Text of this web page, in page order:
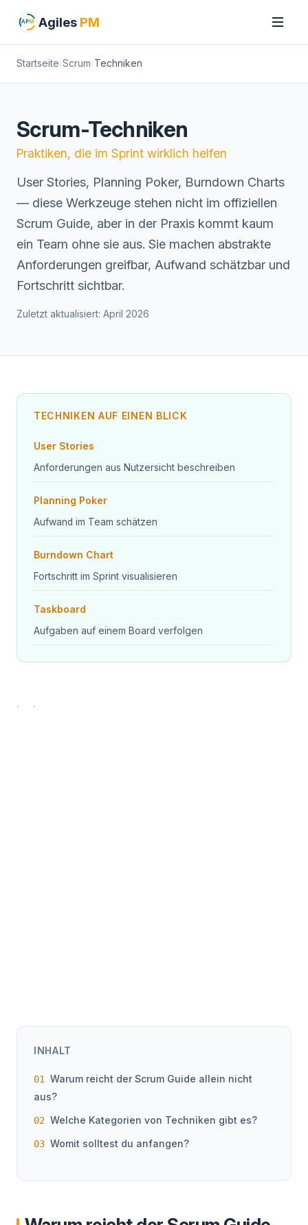
APM Agiles PM
Startseite Scrum Techniken
Scrum-Techniken
Praktiken, die im Sprint wirklich helfen
User Stories, Planning Poker, Burndown Charts
— diese Werkzeuge stehen nicht im offiziellen
Scrum Guide, aber in der Praxis kommt kaum
ein Team ohne sie aus. Sie machen abstrakte
Anforderungen greifbar, Aufwand schätzbar und
Fortschritt sichtbar.
Zuletzt aktualisiert: April 2026
TECHNIKEN AUF EINEN BLICK
User Stories
Anforderungen aus Nutzersicht beschreiben
Planning Poker
Aufwand im Team schätzen
Burndown Chart
Fortschritt im Sprint visualisieren
Taskboard
Aufgaben auf einem Board verfolgen
INHALT
Warum reicht der Scrum Guide allein nicht
aus?
Welche Kategorien von Techniken gibt es?
Womit solltest du anfangen?